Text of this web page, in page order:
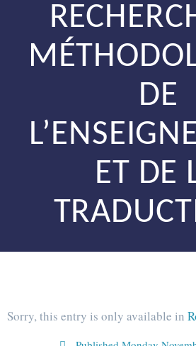
DE
ET DE
Sorry, this entry is only available in